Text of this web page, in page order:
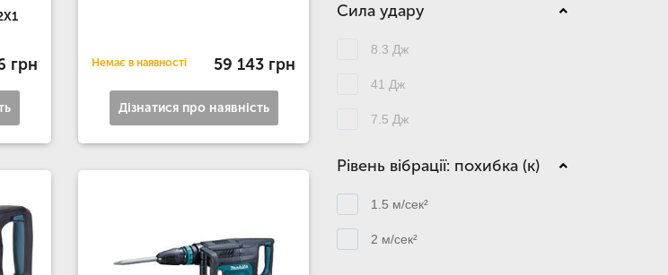
грн Немає в наявності 59 143 грн
Дізнатися про наявність
Сила удару
8.3 Дж
41 Дж
7.5 Дж
Рівень вібрації: похибка (к)
1.5 м/сек²
2 м/сек²